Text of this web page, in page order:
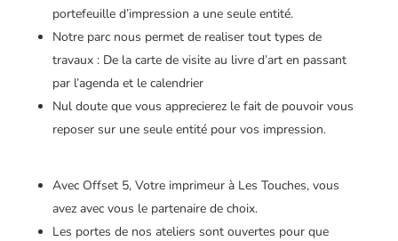
portefeuille d’impression a une seule entité.
Notre parc nous permet de realiser tout types de
travaux : De la carte de visite au livre d’art en passant
par l’agenda et le calendrier
Nul doute que vous apprecierez le fait de pouvoir vous
reposer sur une seule entité pour vos impression.
Avec Offset 5, Votre imprimeur à Les Touches, vous
avez avec vous le partenaire de choix.
Les portes de nos ateliers sont ouvertes pour que